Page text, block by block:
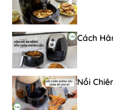
Cách
Nồi